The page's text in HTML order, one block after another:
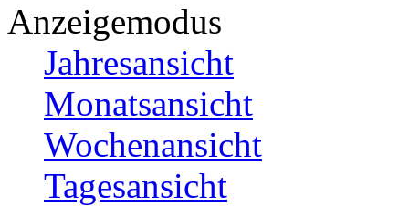
Anzeigemodus
Jahresansicht
Monatsansicht
Wochenansicht
Tagesansicht